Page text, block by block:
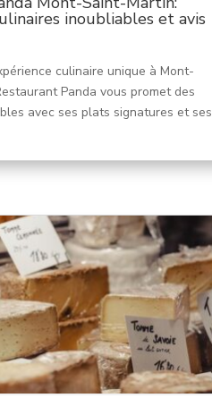
inoubliables et avis
culinaire unique à Mont-
Panda vous promet des
avec ses plats signatures et ses